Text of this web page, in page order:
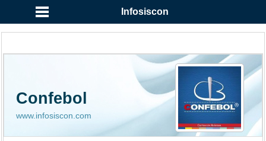
Infosiscon
Confebol
www.infosiscon.com